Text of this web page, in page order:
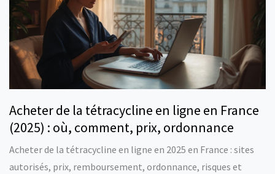
Acheter de la tétracycline en ligne en France
(2025) : où, comment, prix, ordonnance
Acheter de la tétracycline en ligne en 2025 en France : sites
autorisés, prix, remboursement, ordonnance, risques et